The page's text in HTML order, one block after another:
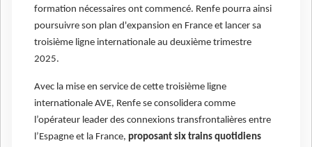
formation nécessaires ont commencé. Renfe pourra ainsi
poursuivre son plan d'expansion en France et lancer sa
troisième ligne internationale au deuxième trimestre
2025.
Avec la mise en service de cette troisième ligne
internationale AVE, Renfe se consolidera comme
l’opérateur leader des connexions transfrontalières entre
l’Espagne et la France, proposant six trains quotidiens